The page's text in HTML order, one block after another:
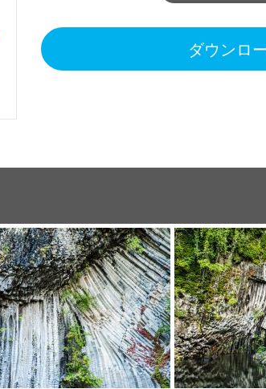
ダウンロ